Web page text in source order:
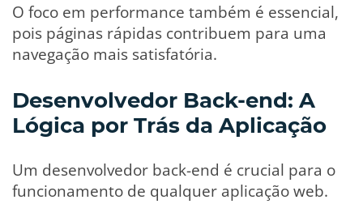
O foco em performance também é essencial,
pois páginas rápidas contribuem para uma
navegação mais satisfatória.
Desenvolvedor Back-end: A
Lógica por Trás da Aplicação
Um desenvolvedor back-end é crucial para o
funcionamento de qualquer aplicação web.